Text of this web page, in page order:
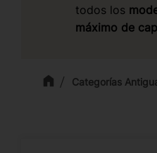
Categorías
todos los
máximo de